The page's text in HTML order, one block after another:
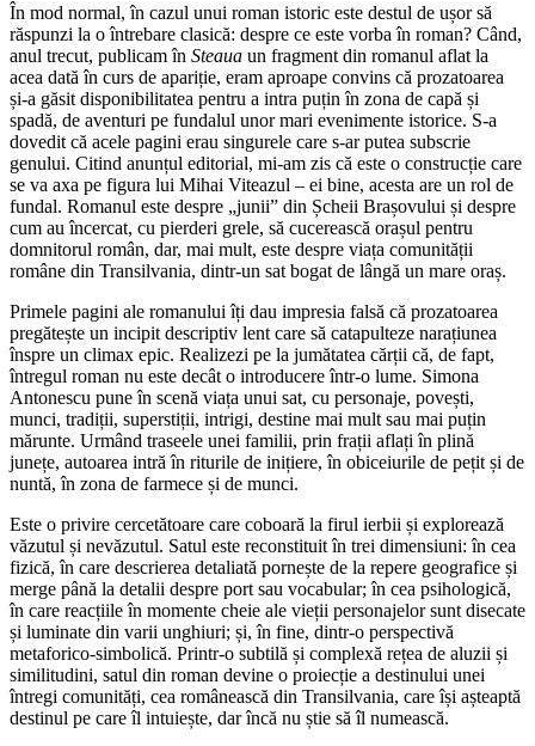
În mod normal, în cazul unui roman istoric este destul de ușor să
răspunzi la o întrebare clasică: despre ce este vorba în roman? Când,
anul trecut, publicam în Steaua un fragment din romanul aflat la
acea dată în curs de apariție, eram aproape convins că prozatoarea
și-a găsit disponibilitatea pentru a intra puțin în zona de capă și
spadă, de aventuri pe fundalul unor mari evenimente istorice. S-a
dovedit că acele pagini erau singurele care s-ar putea subscrie
genului. Citind anunțul editorial, mi-am zis că este o construcție care
se va axa pe figura lui Mihai Viteazul – ei bine, acesta are un rol de
fundal. Romanul este despre „junii” din Șcheii Brașovului și despre
cum au încercat, cu pierderi grele, să cucerească orașul pentru
domnitorul român, dar, mai mult, este despre viața comunității
române din Transilvania, dintr-un sat bogat de lângă un mare oraș.
Primele pagini ale romanului îți dau impresia falsă că prozatoarea
pregătește un incipit descriptiv lent care să catapulteze narațiunea
înspre un climax epic. Realizezi pe la jumătatea cărții că, de fapt,
întregul roman nu este decât o introducere într-o lume. Simona
Antonescu pune în scenă viața unui sat, cu personaje, povești,
munci, tradiții, superstiții, intrigi, destine mai mult sau mai puțin
mărunte. Urmând traseele unei familii, prin frații aflați în plină
junețe, autoarea intră în riturile de inițiere, în obiceiurile de pețit și de
nuntă, în zona de farmece și de munci.
Este o privire cercetătoare care coboară la firul ierbii și explorează
văzutul și nevăzutul. Satul este reconstituit în trei dimensiuni: în cea
fizică, în care descrierea detaliată pornește de la repere geografice și
merge până la detalii despre port sau vocabular; în cea psihologică,
în care reacțiile în momente cheie ale vieții personajelor sunt disecate
și luminate din varii unghiuri; și, în fine, dintr-o perspectivă
metaforico-simbolică. Printr-o subtilă și complexă rețea de aluzii și
similitudini, satul din roman devine o proiecție a destinului unei
întregi comunități, cea românească din Transilvania, care își așteaptă
destinul pe care îl intuiește, dar încă nu știe să îl numească.